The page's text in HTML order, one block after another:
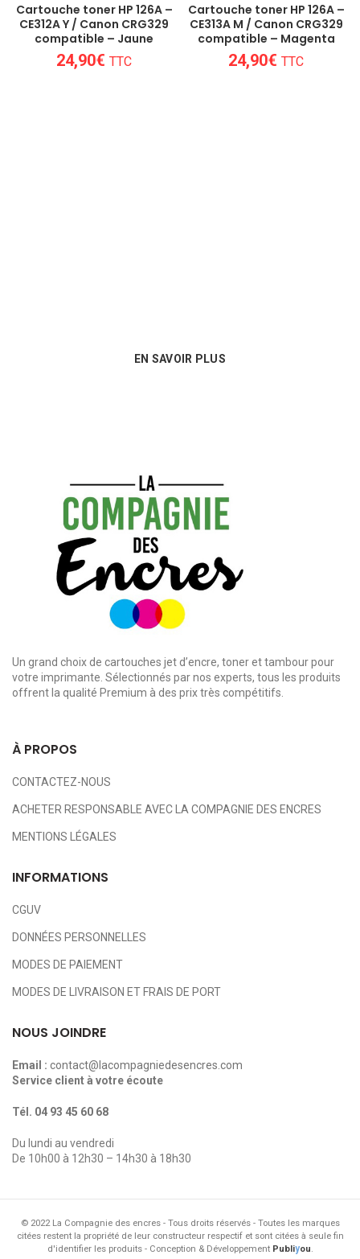
Cartouche toner HP 126A –
CE312A Y / Canon CRG329
compatible – Jaune
24,90€ TTC
Cartouche toner HP 126A –
CE313A M / Canon CRG329
compatible – Magenta
24,90€ TTC
EN SAVOIR PLUS
Un grand choix de cartouches jet d’encre, toner et tambour pour
votre imprimante. Sélectionnés par nos experts, tous les produits
offrent la qualité Premium à des prix très compétitifs.
À PROPOS
CONTACTEZ-NOUS
ACHETER RESPONSABLE AVEC LA COMPAGNIE DES ENCRES
MENTIONS LÉGALES
INFORMATIONS
CGUV
DONNÉES PERSONNELLES
MODES DE PAIEMENT
MODES DE LIVRAISON ET FRAIS DE PORT
NOUS JOINDRE
Email : contact@lacompagniedesencres.com
Service client à votre écoute
Tél. 04 93 45 60 68
Du lundi au vendredi
De 10h00 à 12h30 – 14h30 à 18h30
© 2022 La Compagnie des encres - Tous droits réservés - Toutes les marques
citées restent la propriété de leur constructeur respectif et sont citées à seule fin
d'identifier les produits - Conception & Développement Publiyou.